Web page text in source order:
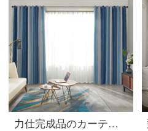
力仕完成品のカーテンは北欧風に遮光しています。厚い綿麻の居間寝室をカスタマイズして、現代のベランダの断熱カーテンを設計します。